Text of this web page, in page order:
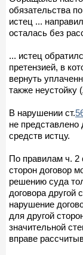
обязательства
истец ...
осталась без
... истец
претензией, в
вернуть
также неустойку
В нарушении ст.
не представлено
средств истцу.
По правилам ч. 2
сторон договор
решению суда
договора другой
нарушение
для другой
значительной
вправе